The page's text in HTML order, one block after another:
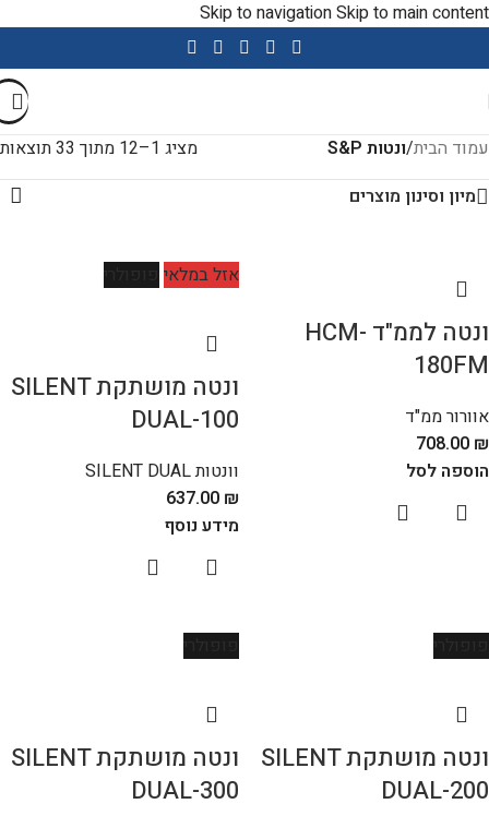
Skip to navigationSkip to main content
שימו לב- שירות ומכירה ניתנים בווטסאפ במענה אנושי
עמוד הבית/ונטות S&P
מציג 1–12 מתוך 33 תוצאות
מיון וסינון מוצרים
ונטה לממ"ד HCM-
180FM
אוורור ממ"ד
708.00 ₪
הוספה לסל
אזל במלאי
ונטה מושתקת SILENT
DUAL-100
וונטות SILENT DUAL
637.00 ₪
מידע נוסף
ונטה מושתקת SILENT
DUAL-200
ונטה מושתקת SILENT
DUAL-300